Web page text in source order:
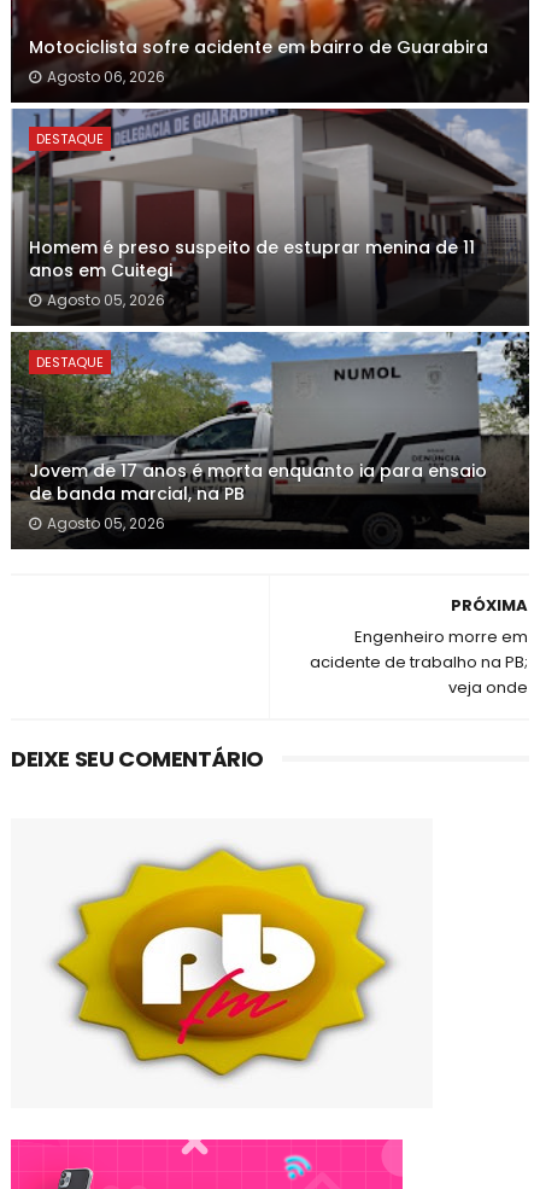
Motociclista sofre acidente em bairro de Guarabira
Agosto 06, 2026
DESTAQUE
Homem é preso suspeito de estuprar menina de 11
anos em Cuitegi
Agosto 05, 2026
DESTAQUE
Jovem de 17 anos é morta enquanto ia para ensaio
de banda marcial, na PB
Agosto 05, 2026
PRÓXIMA
Engenheiro morre em
acidente de trabalho na PB;
veja onde
DEIXE SEU COMENTÁRIO